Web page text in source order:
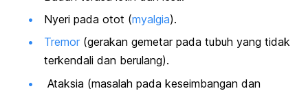
Nyeri pada otot (myalgia).
Tremor (gerakan gemetar pada tubuh yang tidak
terkendali dan berulang).
Ataksia (masalah pada keseimbangan dan